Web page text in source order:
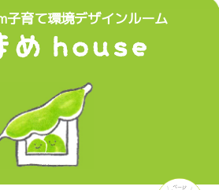
子育て環境デザインルーム